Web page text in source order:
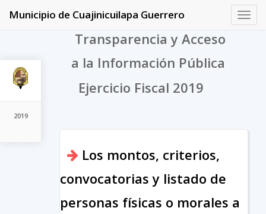
2019
Municipio de Cuajinicuilapa Guerrero
Transparencia y Acceso
a la Información Pública
Ejercicio Fiscal 2019
Los montos, criterios,
convocatorias y listado de
personas físicas o morales a